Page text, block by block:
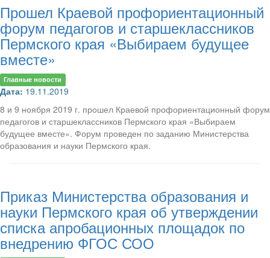
Прошел Краевой профориентационный
форум педагогов и старшеклассников
Пермского края «Выбираем будущее
вместе»
Главные новости
Дата: 19.11.2019
8 и 9 ноября 2019 г. прошел Краевой профориентационный форум
педагогов и старшеклассников Пермского края «Выбираем
будущее вместе». Форум проведен по заданию Министерства
образования и науки Пермского края.
Приказ Министерства образования и
науки Пермского края об утверждении
списка апробационных площадок по
внедрению ФГОС СОО